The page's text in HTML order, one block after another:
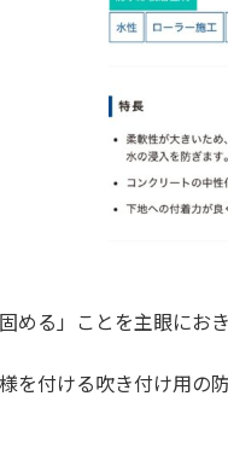
める」ことを主眼にお
を付ける吹き付け用の